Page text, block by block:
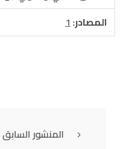
المصادر:1
المنشور السابق